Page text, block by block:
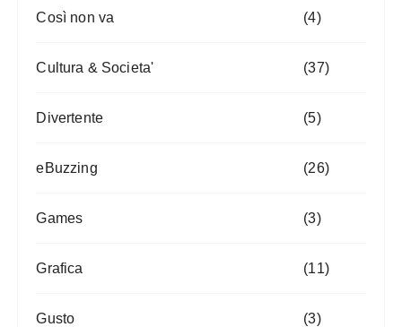
Così non va (4)
Cultura & Societa' (37)
Divertente (5)
eBuzzing (26)
Games (3)
Grafica (11)
Gusto (3)